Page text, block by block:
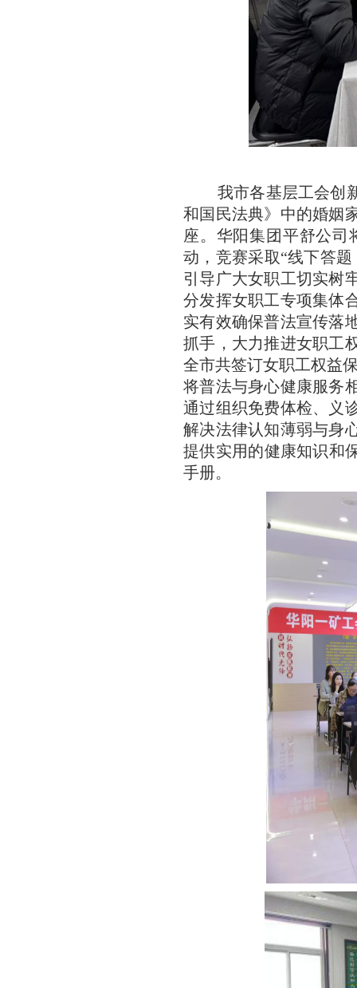
我市各基层工会创
和国民法典》中的婚姻
座。华阳集团平舒公司
动，竞赛采取“线下答
引导广大女职工切实树
分发挥女职工专项集体
实有效确保普法宣传落
抓手，大力推进女职工
全市共签订女职工权益
将普法与身心健康服务
通过组织免费体检、义
解决法律认知薄弱与身
提供实用的健康知识和
手册。